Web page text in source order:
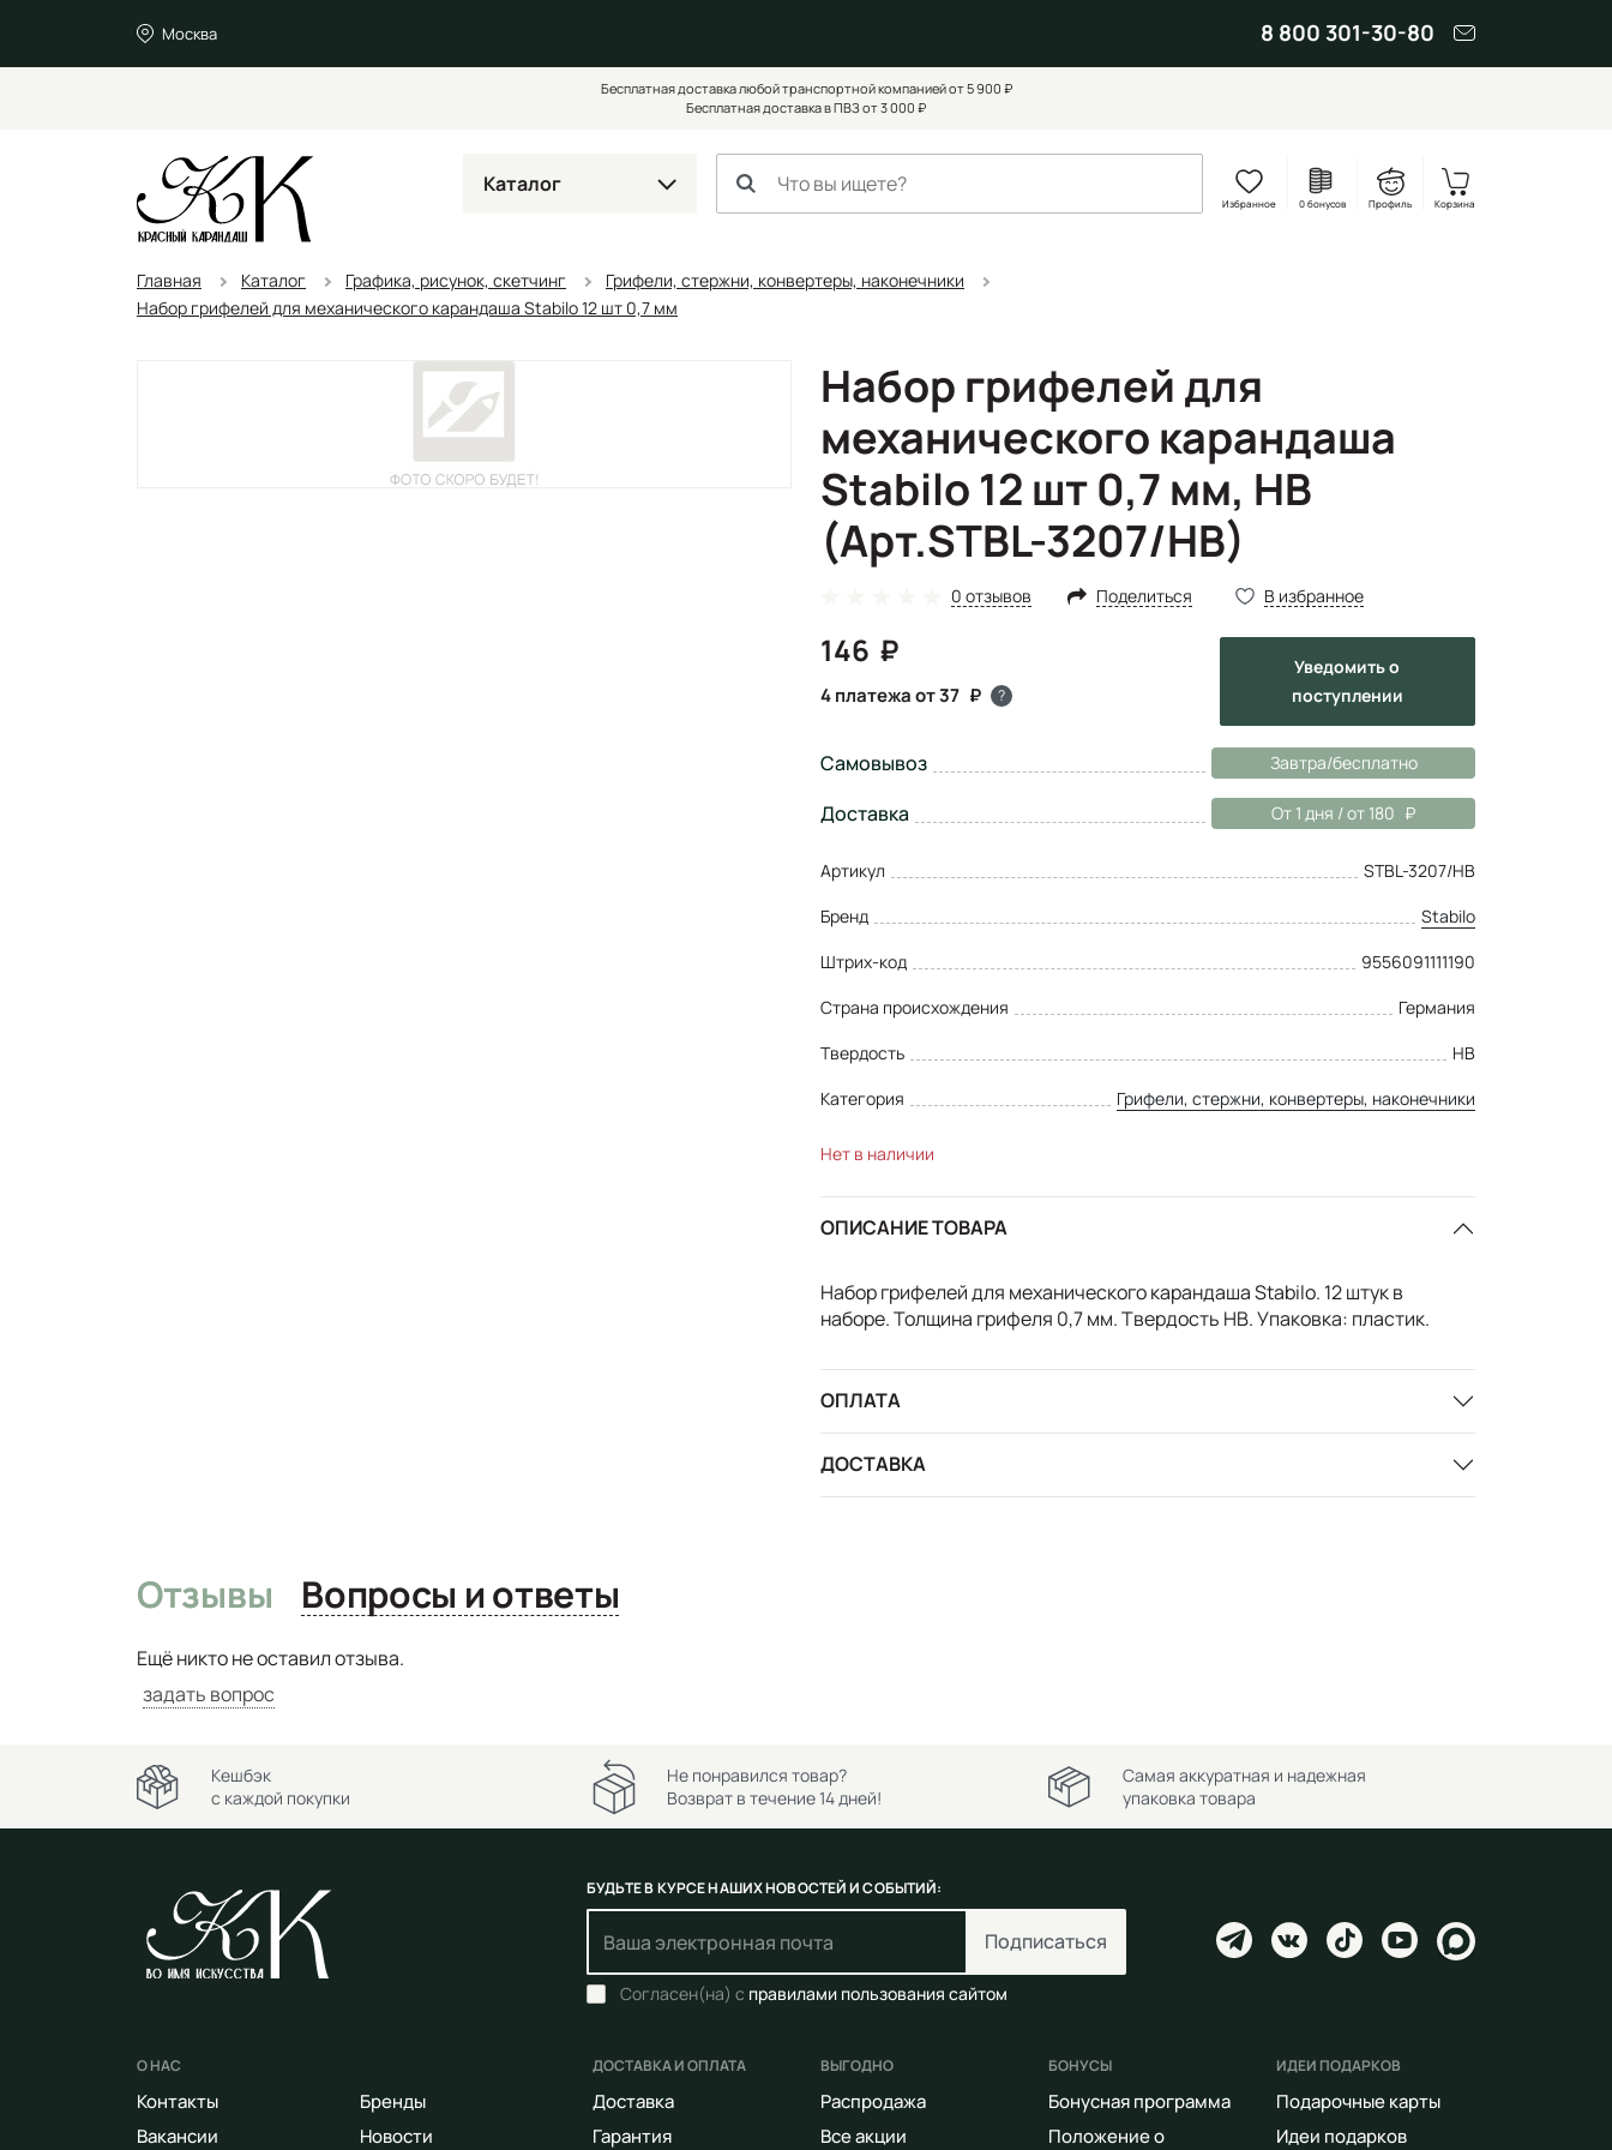
Москва 8 800 301-30-80
Бесплатная доставка любой транспортной компанией от 5 900 ₽
Бесплатная доставка в ПВЗ от 3 000 ₽
Каталог
Избранное 0 бонусов Профиль Корзина
Главная Каталог Графика, рисунок, скетчинг
Грифели, стержни, конвертеры, наконечники
Набор грифелей для механического карандаша Stabilo 12 шт 0,7 мм
Набор грифелей для
механического карандаша
Stabilo 12 шт 0,7 мм, НВ
(Арт.STBL-3207/НВ)
0 отзывов Поделиться В избранное
146
4 платежа от 37 ?
Уведомитьо
поступлении
Самовывоз Завтра/бесплатно
Доставка От 1 дня / от 180
Артикул
STBL-3207/НВ
Бренд
Stabilo
Штрих-код
9556091111190
Страна происхождения
Германия
Твердость
HB
Категория
Грифели, стержни, конвертеры, наконечники
Нет в наличии
ОПИСАНИЕ ТОВАРА
Набор грифелей для механического карандаша Stabilo. 12 штук в
наборе. Толщина грифеля 0,7 мм. Твердость HB. Упаковка: пластик.
ОПЛАТА
ДОСТАВКА
Отзывы Вопросы и ответы
Ещё никто не оставил отзыва.
задать вопрос
Кешбэк
с каждой покупки
Не понравился товар?
Возврат в течение 14 дней!
Самая аккуратная и надежная
упаковка товара
БУДЬТЕ В КУРСЕ НАШИХ НОВОСТЕЙ И СОБЫТИЙ:
Подписаться
Согласен(на) с правилами пользования сайтом
О НАС
Контакты
Вакансии
Бренды
Новости
ДОСТАВКА И ОПЛАТА
Доставка
Гарантия
ВЫГОДНО
Распродажа
Все акции
БОНУСЫ
Бонусная программа
Положение о
ИДЕИ ПОДАРКОВ
Подарочные карты
Идеи подарков